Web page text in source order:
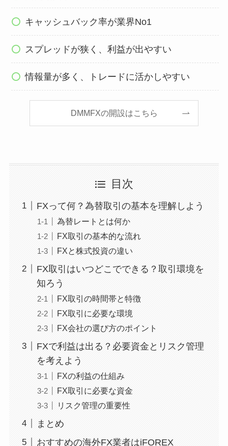
キャッシュバック率が業界No1
スプレッドが狭く、利益が出やすい
情報量が多く、トレードに活かしやすい
DMMFXの開設はこちら
目次
FXって何？為替取引の基本を理解しよう
為替レートとは何か
FX取引の基本的な流れ
FXと株式投資の違い
FX取引はいつどこでできる？取引環境を
知ろう
FX取引の時間帯と特徴
FX取引に必要な環境
FX会社の選び方のポイント
FXで利益は出る？必要資金とリスク管理
を考えよう
FXの利益の仕組み
FX取引に必要な資金
リスク管理の重要性
まとめ
おすすめの海外FX業者はiFOREX